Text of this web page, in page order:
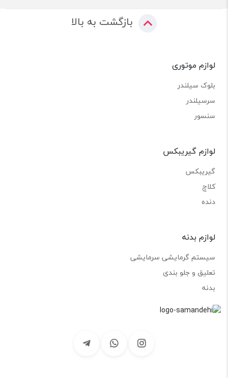
بازگشت به بالا
لوازم موتوری
بلوک سیلندر
سرسیلندر
سنسور
لوازم گیریبکس
گیریبکس
کلاچ
دنده
لوازم بدنه
سیستم گرمایشی سرمایشی
تعلیق و جلو بندی
بدنه